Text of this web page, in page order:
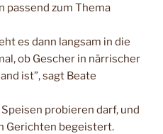
passend zum Thema
es dann langsam in die
ob Gescher in närrischer
ist”, sagt Beate
probieren darf, und
Gerichten begeistert.